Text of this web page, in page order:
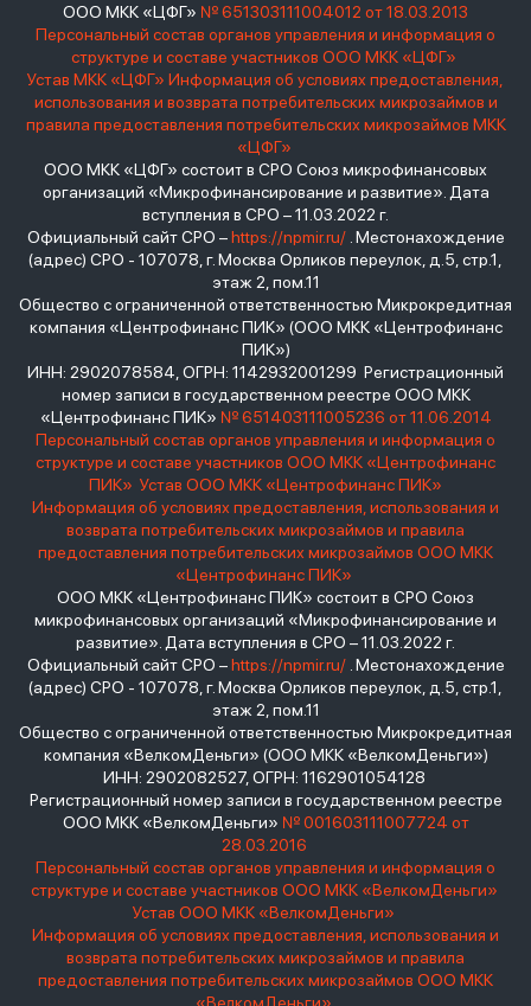
ООО МКК «ЦФГ» № 651303111004012 от 18.03.2013
Персональный состав органов управления и информация о
структуре и составе участников ООО МКК «ЦФГ»
Устав МКК «ЦФГ» Информация об условиях предоставления,
использования и возврата потребительских микрозаймов и
правила предоставления потребительских микрозаймов МКК
«ЦФГ»
ООО МКК «ЦФГ» состоит в СРО Союз микрофинансовых
организаций «Микрофинансирование и развитие». Дата
вступления в СРО – 11.03.2022 г.
Официальный сайт СРО –https://npmir.ru/. Местонахождение
(адрес) СРО - 107078, г. Москва Орликов переулок, д.5, стр.1,
этаж 2, пом.11
Общество с ограниченной ответственностью Микрокредитная
компания «Центрофинанс ПИК» (ООО МКК «Центрофинанс
ПИК»)
ИНН: 2902078584, ОГРН: 1142932001299 Регистрационный
номер записи в государственном реестре ООО МКК
«Центрофинанс ПИК» № 651403111005236 от 11.06.2014
Персональный состав органов управления и информация о
структуре и составе участников ООО МКК «Центрофинанс
ПИК» Устав ООО МКК «Центрофинанс ПИК»
Информация об условиях предоставления, использования и
возврата потребительских микрозаймов и правила
предоставления потребительских микрозаймов ООО МКК
«Центрофинанс ПИК»
ООО МКК «Центрофинанс ПИК» состоит в СРО Союз
микрофинансовых организаций «Микрофинансирование и
развитие». Дата вступления в СРО – 11.03.2022 г.
Официальный сайт СРО –https://npmir.ru/. Местонахождение
(адрес) СРО - 107078, г. Москва Орликов переулок, д.5, стр.1,
этаж 2, пом.11
Общество с ограниченной ответственностью Микрокредитная
компания «ВелкомДеньги» (ООО МКК «ВелкомДеньги»)
ИНН: 2902082527, ОГРН: 1162901054128
Регистрационный номер записи в государственном реестре
ООО МКК «ВелкомДеньги» № 001603111007724 от
28.03.2016
Персональный состав органов управления и информация о
структуре и составе участников ООО МКК «ВелкомДеньги»
Устав ООО МКК «ВелкомДеньги»
Информация об условиях предоставления, использования и
возврата потребительских микрозаймов и правила
предоставления потребительских микрозаймов ООО МКК